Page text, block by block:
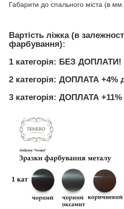
Габарити до спального міста (в
Вартість ліжка (в
фарбування):
1 категорія: БЕЗ ДОПЛАТИ!
2 категорія: ДОПЛАТА +4%
3 категорія: ДОПЛАТА